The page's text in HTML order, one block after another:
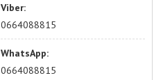
0664088815
0664088815